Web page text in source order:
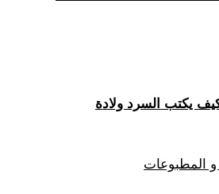
يكتب السرد ولادة
المطبوعات